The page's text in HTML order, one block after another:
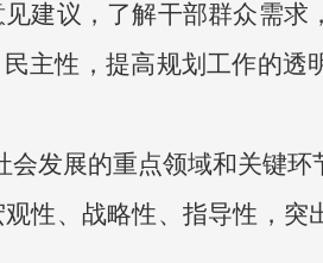
建议，了解干部群众需求
主性，提高规划工作的透
会发展的重点领域和关键
性、战略性、指导性，突